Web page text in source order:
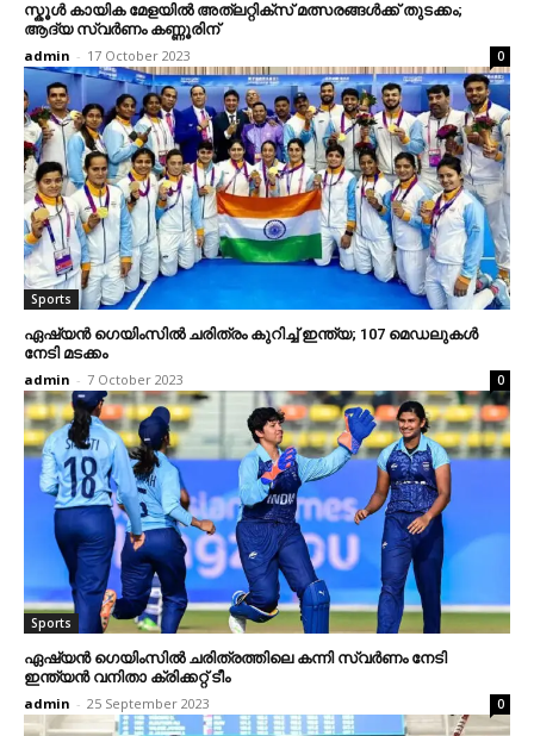
സ്കൂൾ കായിക മേളയിൽ അത്‌ലറ്റിക്സ് മത്സരങ്ങൾക്ക് തുടക്കം;
ആദ്യ സ്വർണം കണ്ണൂരിന്
admin - 17 October 2023 0
Sports
ഏഷ്യന്‍ ഗെയിംസിൽ ചരിത്രം കുറിച്ച് ഇന്ത്യ; 107 മെഡലുകള്‍
നേടി മടക്കം
admin - 7 October 2023 0
Sports
ഏഷ്യൻ ഗെയിംസിൽ ചരിത്രത്തിലെ കന്നി സ്വർണം നേടി
ഇന്ത്യൻ വനിതാ ക്രിക്കറ്റ് ടീം
admin - 25 September 2023 0